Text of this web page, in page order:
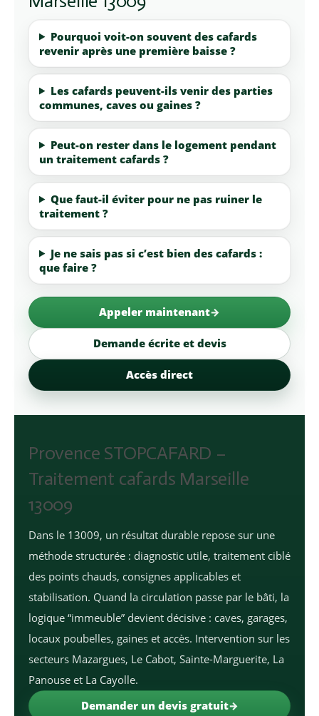
Pourquoi voit-on souvent des cafards
revenir après une première baisse ?
Les cafards peuvent-ils venir des parties
communes, caves ou gaines ?
Peut-on rester dans le logement pendant
un traitement cafards ?
Que faut-il éviter pour ne pas ruiner le
traitement ?
Je ne sais pas si c’est bien des cafards :
que faire ?
Appeler maintenant
Demande écrite et devis
Accès direct
Provence STOPCAFARD –
Traitement cafards Marseille
13009
Dans le 13009, un résultat durable repose sur une
méthode structurée : diagnostic utile, traitement ciblé
des points chauds, consignes applicables et
stabilisation. Quand la circulation passe par le bâti, la
logique “immeuble” devient décisive : caves, garages,
locaux poubelles, gaines et accès. Intervention sur les
secteurs Mazargues, Le Cabot, Sainte-Marguerite, La
Panouse et La Cayolle.
Demander un devis gratuit